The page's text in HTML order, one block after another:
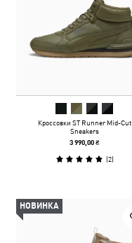
Кроссовки ST Runner Mid-Cut
Sneakers
3 990,00 ₴
(2)
НОВИНКА